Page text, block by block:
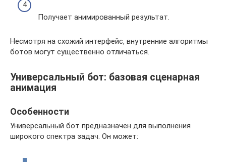
Получает анимированный результат.
Несмотря на схожий интерфейс, внутренние алгоритмы
ботов могут существенно отличаться.
Универсальный бот: базовая сценарная
анимация
Особенности
Универсальный бот предназначен для выполнения
широкого спектра задач. Он может: